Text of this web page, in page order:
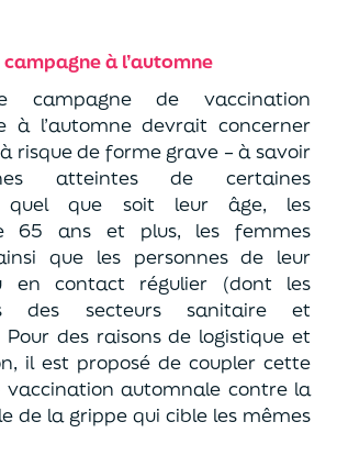
à l’automne
campagne de vaccination
à l’automne devrait concerner
risque de forme grave – à savoir
atteintes de certaines
quel que soit leur âge, les
65 ans et plus, les femmes
que les personnes de leur
en contact régulier (dont les
des secteurs sanitaire et
Pour des raisons de logistique et
il est proposé de coupler cette
vaccination automnale contre la
de la grippe qui cible les mêmes